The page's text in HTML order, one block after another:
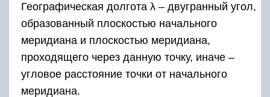
Географическая долгота λ – двугранный угол,
образованный плоскостью начального
меридиана и плоскостью меридиана,
проходящего через данную точку, иначе –
угловое расстояние точки от начального
меридиана.